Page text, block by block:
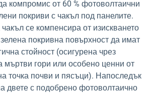
компромис от 60 % фотоволтаични
покриви с чакъл под панелите.
се компенсира от изискването
покривна повърхност да имат
стойност (осигурена чрез
мъртви гори или особено ценни от
точка почви и пясъци). Напоследък
двете с подобрено фотоволтаично